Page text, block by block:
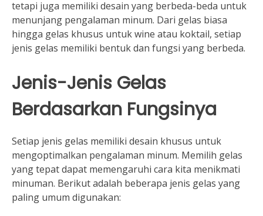
tetapi juga memiliki desain yang berbeda-beda untuk
menunjang pengalaman minum. Dari gelas biasa
hingga gelas khusus untuk wine atau koktail, setiap
jenis gelas memiliki bentuk dan fungsi yang berbeda.
Jenis-Jenis Gelas
Berdasarkan Fungsinya
Setiap jenis gelas memiliki desain khusus untuk
mengoptimalkan pengalaman minum. Memilih gelas
yang tepat dapat memengaruhi cara kita menikmati
minuman. Berikut adalah beberapa jenis gelas yang
paling umum digunakan: